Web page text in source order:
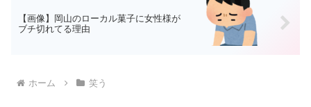
【画像】岡山のローカル菓子に女性様が
ブチ切れてる理由
ホーム 笑う